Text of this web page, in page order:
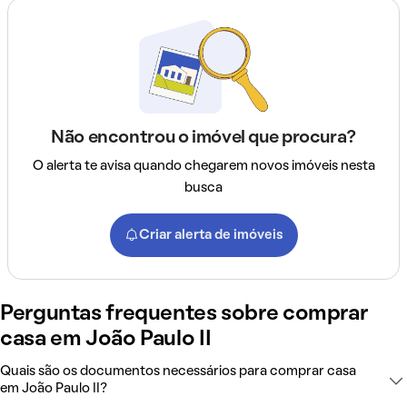
Não encontrou o imóvel que procura?
O alerta te avisa quando chegarem novos imóveis nesta
busca
Criar alerta de imóveis
Perguntas frequentes sobre comprar
casa em João Paulo II
Quais são os documentos necessários para comprar casa
em João Paulo II?